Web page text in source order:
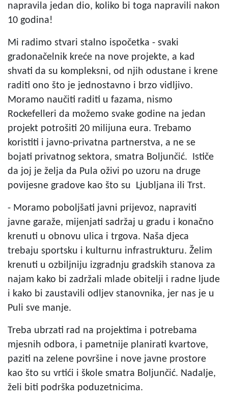
napravila jedan dio, koliko bi toga napravili nakon
10 godina!
Mi radimo stvari stalno ispočetka - svaki
gradonačelnik kreće na nove projekte, a kad
shvati da su kompleksni, od njih odustane i krene
raditi ono što je jednostavno i brzo vidljivo.
Moramo naučiti raditi u fazama, nismo
Rockefelleri da možemo svake godine na jedan
projekt potrošiti 20 milijuna eura. Trebamo
koristiti i javno-privatna partnerstva, a ne se
bojati privatnog sektora, smatra Boljunčić. Ističe
da joj je želja da Pula oživi po uzoru na druge
povijesne gradove kao što su Ljubljana ili Trst.
- Moramo poboljšati javni prijevoz, napraviti
javne garaže, mijenjati sadržaj u gradu i konačno
krenuti u obnovu ulica i trgova. Naša djeca
trebaju sportsku i kulturnu infrastrukturu. Želim
krenuti u ozbiljniju izgradnju gradskih stanova za
najam kako bi zadržali mlade obitelji i radne ljude
i kako bi zaustavili odljev stanovnika, jer nas je u
Puli sve manje.
Treba ubrzati rad na projektima i potrebama
mjesnih odbora, i pametnije planirati kvartove,
paziti na zelene površine i nove javne prostore
kao što su vrtići i škole smatra Boljunčić. Nadalje,
želi biti podrška poduzetnicima.